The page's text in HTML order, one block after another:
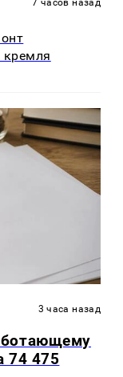
7 часов назад
кремля
3 часа назад
74 475